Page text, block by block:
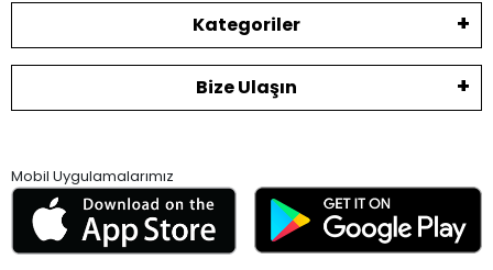
Kategoriler
Bize Ulaşın
Mobil Uygulamalarımız